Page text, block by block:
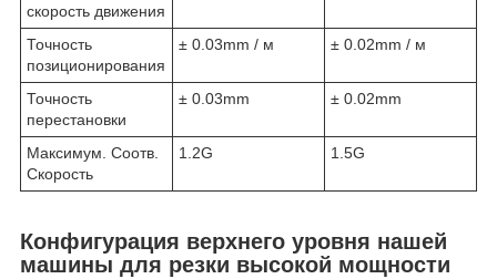
скорость движения
Точность
позиционирования
± 0.03mm / м ± 0.02mm / м
Точность
перестановки
± 0.03mm ± 0.02mm
Максимум. Соотв.
Скорость
1.2G 1.5G
Конфигурация верхнего уровня нашей
машины для резки высокой мощности